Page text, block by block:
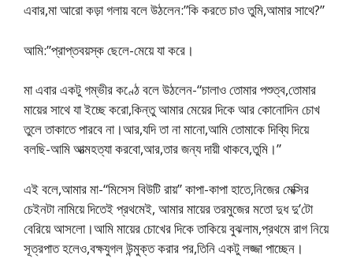
এবার,মা আরো কড়া গলায় বলে উঠলেন:”কি করতে চাও তুমি,আমার সাথে?”
আমি:”প্রাপ্তবয়স্ক ছেলে-মেয়ে যা করে।
মা এবার একটু গম্ভীর কণ্ঠে বলে উঠলেন-“চালাও তোমার পশুত্ব,তোমার
মায়ের সাথে যা ইচ্ছে করো,কিন্তু আমার মেয়ের দিকে আর কোনোদিন চোখ
তুলে তাকাতে পারবে না।আর,যদি তা না মানো,আমি তোমাকে দিব্যি দিয়ে
বলছি-আমি আত্মহত্যা করবো,আর,তার জন্য দায়ী থাকবে,তুমি।”
এই বলে,আমার মা-“মিসেস বিউটি রায়” কাপা-কাপা হাতে,নিজের মেক্সির
চেইনটা নামিয়ে দিতেই প্রথমেই, আমার মায়ের তরমুজের মতো দুধ দু’টো
বেরিয়ে আসলো।আমি মায়ের চোখের দিকে তাকিয়ে বুঝলাম,প্রথমে রাগ নিয়ে
সূত্রপাত হলেও,বক্ষযুগল উন্মুক্ত করার পর,তিনি একটু লজ্জা পাচ্ছেন।